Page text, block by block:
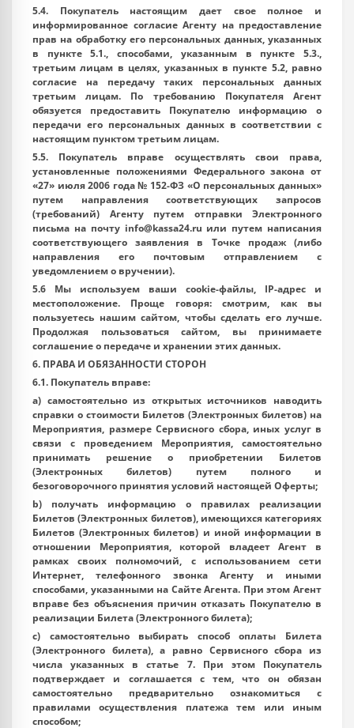
5.4. Покупатель настоящим дает свое полное и
информированное согласие Агенту на предоставление
прав на обработку его персональных данных, указанных
в пункте 5.1., способами, указанным в пункте 5.3.,
третьим лицам в целях, указанных в пункте 5.2, равно
согласие на передачу таких персональных данных
третьим лицам. По требованию Покупателя Агент
обязуется предоставить Покупателю информацию о
передачи его персональных данных в соответствии с
настоящим пунктом третьим лицам.
5.5. Покупатель вправе осуществлять свои права,
установленные положениями Федерального закона от
«27» июля 2006 года № 152-ФЗ «О персональных данных»
путем направления соответствующих запросов
(требований) Агенту путем отправки Электронного
письма на почту info@kassa24.ru или путем написания
соответствующего заявления в Точке продаж (либо
направления его почтовым отправлением с
уведомлением о вручении).
5.6 Мы используем ваши cookie-файлы, IP-адрес и
местоположение. Проще говоря: смотрим, как вы
пользуетесь нашим сайтом, чтобы сделать его лучше.
Продолжая пользоваться сайтом, вы принимаете
соглашение о передаче и хранении этих данных.
6. ПРАВА И ОБЯЗАННОСТИ СТОРОН
6.1. Покупатель вправе:
a) самостоятельно из открытых источников наводить
справки о стоимости Билетов (Электронных билетов) на
Мероприятия, размере Сервисного сбора, иных услуг в
связи с проведением Мероприятия, самостоятельно
принимать решение о приобретении Билетов
(Электронных билетов) путем полного и
безоговорочного принятия условий настоящей Оферты;
b) получать информацию о правилах реализации
Билетов (Электронных билетов), имеющихся категориях
Билетов (Электронных билетов) и иной информации в
отношении Мероприятия, которой владеет Агент в
рамках своих полномочий, с использованием сети
Интернет, телефонного звонка Агенту и иными
способами, указанными на Сайте Агента. При этом Агент
вправе без объяснения причин отказать Покупателю в
реализации Билета (Электронного билета);
c) самостоятельно выбирать способ оплаты Билета
(Электронного билета), а равно Сервисного сбора из
числа указанных в статье 7. При этом Покупатель
подтверждает и соглашается с тем, что он обязан
самостоятельно предварительно ознакомиться с
правилами осуществления платежа тем или иным
способом;